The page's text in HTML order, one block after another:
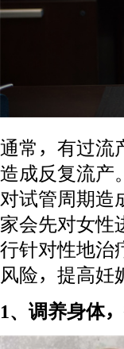
通常，有过流
造成反复流产
对试管周期造
家会先对女性
行针对性地治
风险，提高妊
1、调养身体